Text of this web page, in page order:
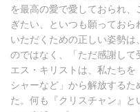
を最高の愛で愛しておられ
ぎたい、といつも願ってお
いただくための正しい姿勢は
のではなく、「ただ感謝して
エス・キリストは、私たち
シャーなど」から解放する
た。何も『クリスチャン』